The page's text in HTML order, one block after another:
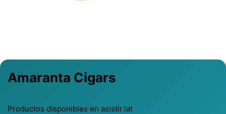
Amaranta Cigars
Productos disponibles en asistir.lat